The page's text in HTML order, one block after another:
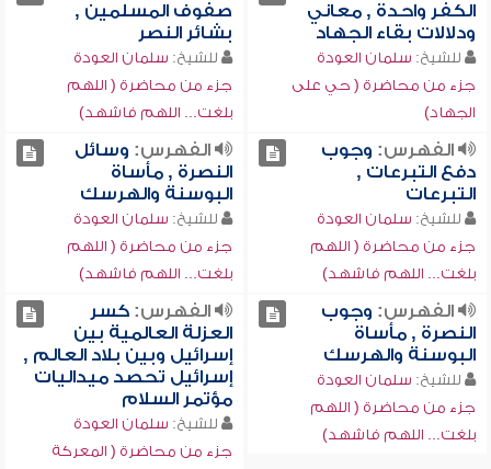
الكفر واحدة , معاني
ودلالات بقاء الجهاد
للشيخ: سلمان العودة
جزء من محاضرة ( حي على
الجهاد)
صفوف المسلمين ,
بشائر النصر
للشيخ: سلمان العودة
جزء من محاضرة ( اللهم
بلغت... اللهم فاشهد)
الفهرس: وجوب
دفع التبرعات ,
التبرعات
للشيخ: سلمان العودة
جزء من محاضرة ( اللهم
بلغت... اللهم فاشهد)
الفهرس: وسائل
النصرة , مأساة
البوسنة والهرسك
للشيخ: سلمان العودة
جزء من محاضرة ( اللهم
بلغت... اللهم فاشهد)
الفهرس: وجوب
النصرة , مأساة
البوسنة والهرسك
للشيخ: سلمان العودة
جزء من محاضرة ( اللهم
بلغت... اللهم فاشهد)
الفهرس:كسر
العزلة العالمية بين
إسرائيل وبين بلاد العالم ,
إسرائيل تحصد ميداليات
مؤتمر السلام
للشيخ: سلمان العودة
جزء من محاضرة ( المعركة